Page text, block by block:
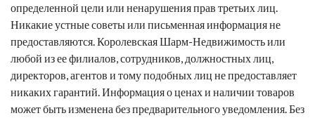
определенной цели или ненарушения прав третьих лиц.
Никакие устные советы или письменная информация не
предоставляются.Королевская Шарм-Недвижимостьили
любой из ее филиалов, сотрудников, должностных лиц,
директоров, агентов и тому подобных лиц не предоставляет
никаких гарантий. Информация о ценах и наличии товаров
может быть изменена без предварительного уведомления. Без